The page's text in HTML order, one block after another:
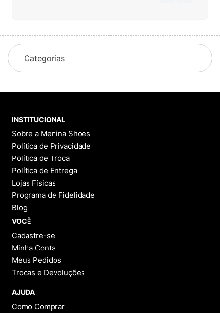
Categorias
INSTITUCIONAL
Sobre a Menina Shoes
Política de Privacidade
Política de Troca
Política de Entrega
Lojas Físicas
Programa de Fidelidade
Blog
VOCÊ
Cadastre-se
Minha Conta
Meus Pedidos
Trocas e Devoluções
AJUDA
Como Comprar